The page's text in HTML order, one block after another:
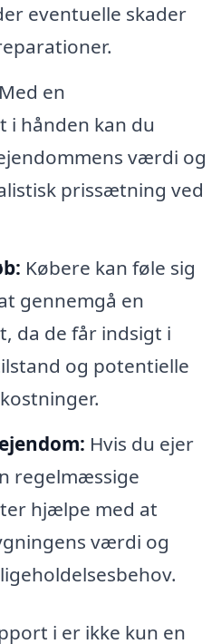
eventuelle skader
Med en
hånden kan du
værdi og
prissætning ved
Købere kan føle sig
gennemgå en
da de får indsigt i
og potentielle
Hvis du ejer
regelmæssige
hjælpe med at
værdi og
i er ikke kun en